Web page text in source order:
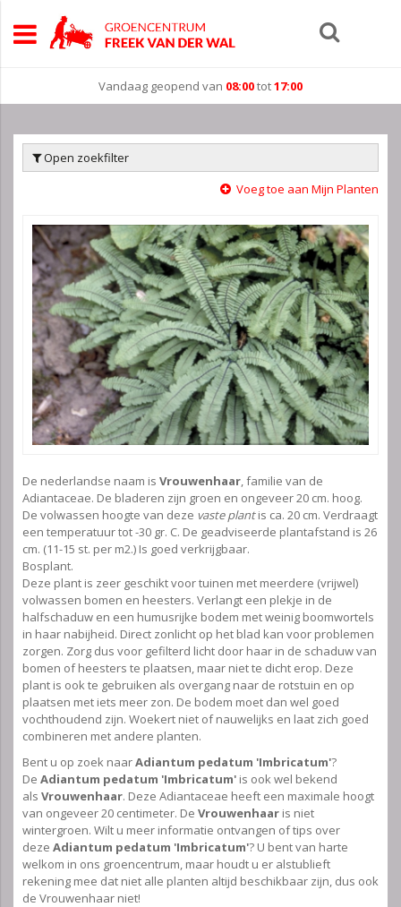
Vandaag geopend van 08:00tot17:00
Open zoekfilter
Voeg toe aan Mijn Planten
De nederlandse naam is Vrouwenhaar, familie van de
Adiantaceae. De bladeren zijn groen en ongeveer 20 cm. hoog.
De volwassen hoogte van deze vaste plantis ca. 20 cm. Verdraagt
een temperatuur tot -30 gr. C. De geadviseerde plantafstand is 26
cm. (11-15 st. per m2.) Is goed verkrijgbaar.
Bosplant.
Deze plant is zeer geschikt voor tuinen met meerdere (vrijwel)
volwassen bomen en heesters. Verlangt een plekje in de
halfschaduw en een humusrijke bodem met weinig boomwortels
in haar nabijheid. Direct zonlicht op het blad kan voor problemen
zorgen. Zorg dus voor gefilterd licht door haar in de schaduw van
bomen of heesters te plaatsen, maar niet te dicht erop. Deze
plant is ook te gebruiken als overgang naar de rotstuin en op
plaatsen met iets meer zon. De bodem moet dan wel goed
vochthoudend zijn. Woekert niet of nauwelijks en laat zich goed
combineren met andere planten.
Bent u op zoek naarAdiantum pedatum 'Imbricatum'?
De Adiantum pedatum 'Imbricatum' is ook wel bekend
als Vrouwenhaar. Deze Adiantaceae heeft een maximale hoogt
van ongeveer 20 centimeter. De Vrouwenhaar is niet
wintergroen. Wilt u meer informatie ontvangen of tips over
deze Adiantum pedatum 'Imbricatum'? U bent van harte
welkom in ons groencentrum, maar houdt u er alstublieft
rekening mee dat niet alle planten altijd beschikbaar zijn, dus ook
de Vrouwenhaar niet!